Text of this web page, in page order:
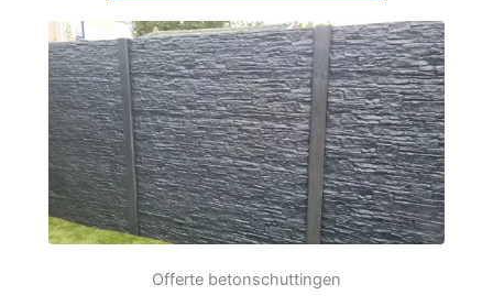
Offerte betonschuttingen